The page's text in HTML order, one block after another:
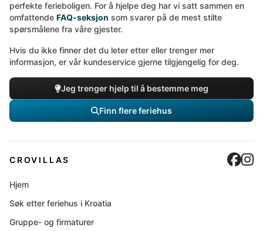
perfekte ferieboligen. For å hjelpe deg har vi satt sammen en
omfattende FAQ-seksjon som svarer på de mest stilte
spørsmålene fra våre gjester.
Hvis du ikke finner det du leter etter eller trenger mer
informasjon, er vår kundeservice gjerne tilgjengelig for deg.
Jeg trenger hjelp til å bestemme meg
Finn flere feriehus
CROVILLAS
Hjem
Søk etter feriehus i Kroatia
Gruppe- og firmaturer